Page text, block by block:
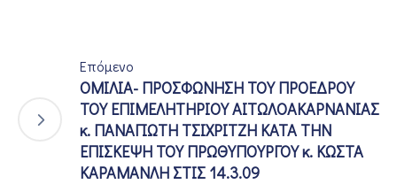
Επόμενο
ΟΜΙΛΙΑ- ΠΡΟΣΦΩΝΗΣΗ ΤΟΥ ΠΡΟΕΔΡΟΥ
ΤΟΥ ΕΠΙΜΕΛΗΤΗΡΙΟΥ ΑΙΤΩΛΟΑΚΑΡΝΑΝΙΑΣ
κ. ΠΑΝΑΓΙΩΤΗ ΤΣΙΧΡΙΤΖΗ ΚΑΤΑ ΤΗΝ
ΕΠΙΣΚΕΨΗ ΤΟΥ ΠΡΩΘΥΠΟΥΡΓΟΥ κ. ΚΩΣΤΑ
ΚΑΡΑΜΑΝΛΗ ΣΤΙΣ 14.3.09